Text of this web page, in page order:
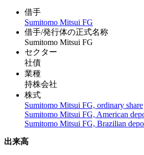
借手
Sumitomo Mitsui FG
借手/発行体の正式名称
Sumitomo Mitsui FG
セクター
社債
業種
持株会社
株式
Sumitomo Mitsui FG, ordinary share
Sumitomo Mitsui FG, American
Sumitomo Mitsui FG, Brazilian
出来高